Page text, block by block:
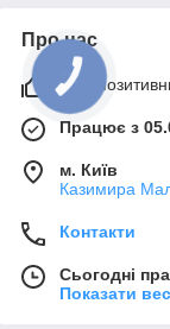
Про нас
98%
Працює з
м. Київ
Казимира
Контакти
Сьогодні
Показати